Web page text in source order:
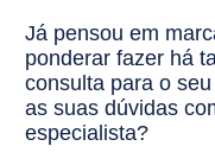
Já pensou em
ponderar fazer há
consulta para o
as suas dúvidas
especialista?